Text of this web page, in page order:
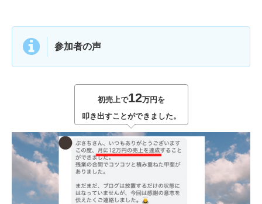
参加者の声
初売上で12万円を
叩き出すことができました。